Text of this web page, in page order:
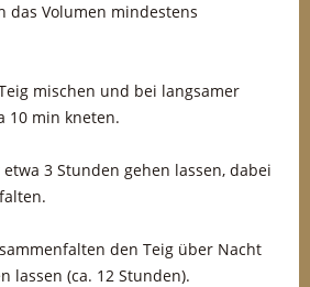
das Volumen mindestens
mischen und bei langsamer
10 min kneten.
3 Stunden gehen lassen, dabei
den Teig über Nacht
lassen (ca. 12 Stunden).